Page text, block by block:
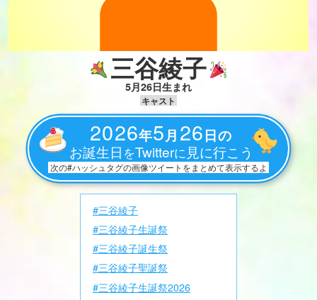
三谷綾子
5月26日生まれ
キャスト
2026年5月 26日の
お誕生日 をTwitterに 見に行こう
次の#ハッシュタグの画像ツイートをまとめて表示するよ
#三谷綾子
#三谷綾子生誕祭
#三谷綾子誕生祭
#三谷綾子聖誕祭
#三谷綾子生誕祭2026